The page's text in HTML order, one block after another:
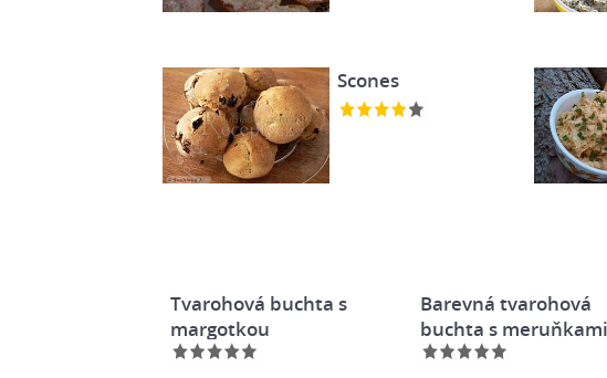
Scones
Tvarohová buchta s
margotkou
Barevná tvarohová
buchta s meruňkami